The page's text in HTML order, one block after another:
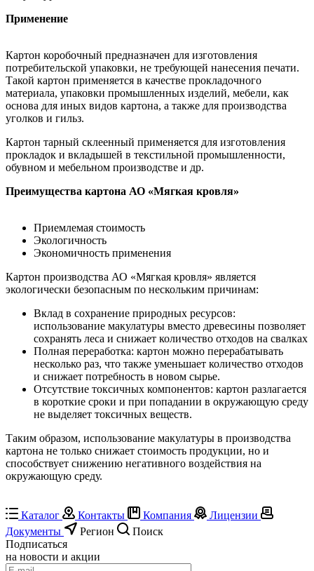
Применение
Картон коробочный предназначен для изготовления
потребительской упаковки, не требующей нанесения печати.
Такой картон применяется в качестве прокладочного
материала, упаковки промышленных изделий, мебели, как
основа для иных видов картона, а также для производства
уголков и гильз.
Картон тарный склеенный применяется для изготовления
прокладок и вкладышей в текстильной промышленности,
обувном и мебельном производстве и др.
Преимущества картона АО «Мягкая кровля»
Приемлемая стоимость
Экологичность
Экономичность применения
Картон производства АО «Мягкая кровля» является
экологически безопасным по нескольким причинам:
Вклад в сохранение природных ресурсов:
использование макулатуры вместо древесины позволяет
сохранять леса и снижает количество отходов на свалках
Полная переработка: картон можно перерабатывать
несколько раз, что также уменьшает количество отходов
и снижает потребность в новом сырье.
Отсутствие токсичных компонентов: картон разлагается
в короткие сроки и при попадании в окружающую среду
не выделяет токсичных веществ.
Таким образом, использование макулатуры в производства
картона не только снижает стоимость продукции, но и
способствует снижению негативного воздействия на
окружающую среду.
Каталог Контакты Компания
Лицензии
Документы
Регион
Поиск
Подписаться
на новости и акции